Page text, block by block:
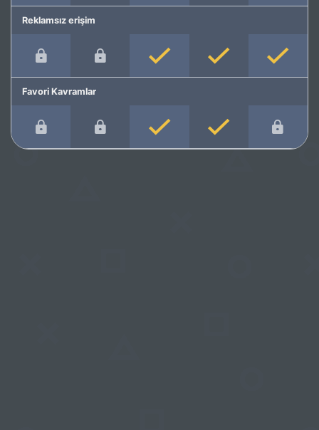
Reklamsız erişim
Favori Kavramlar